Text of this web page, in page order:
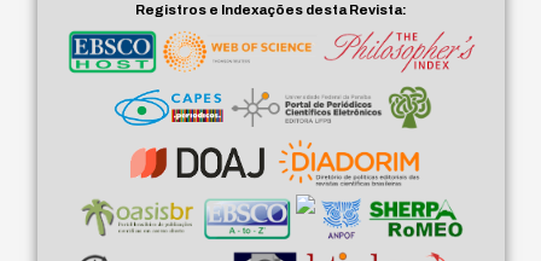
Registros e Indexações desta Revista: